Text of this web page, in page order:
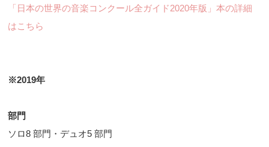
「日本の世界の音楽コンクール全ガイド2020年版」本の詳細
はこちら
※2019年
部門
ソロ8 部門・デュオ5 部門